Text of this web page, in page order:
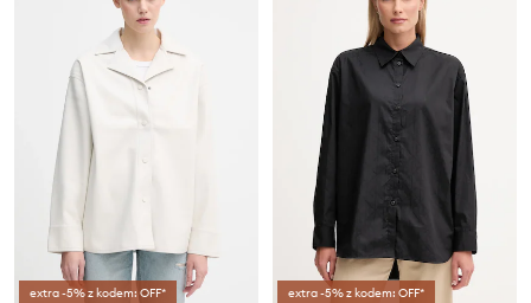
extra -5% z kodem: OFF* extra -5% z kodem: OFF*